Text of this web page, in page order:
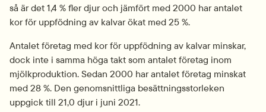
så är det 1,4 % fler djur och jämfört med 2000 har antalet
kor för uppfödning av kalvar ökat med 25 %.
Antalet företag med kor för uppfödning av kalvar minskar,
dock inte i samma höga takt som antalet företag inom
mjölkproduktion. Sedan 2000 har antalet företag minskat
med 28 %. Den genomsnittliga besättningsstorleken
uppgick till 21,0 djur i juni 2021.